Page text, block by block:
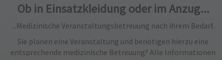
Ob in Einsatzkleidung oder im Anzug...
...Medizinische Veranstaltungsbetreuung nach ihrem Bedarf.
Sie planen eine Veranstaltung und benötigen hierzu eine
entsprechende medizinische Betreuung? Alle Informationen